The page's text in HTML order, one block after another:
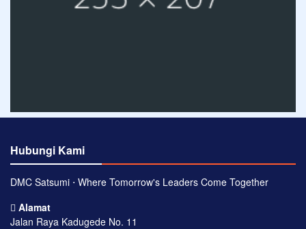
Hubungi Kami
DMC Satsumi ⋅ Where Tomorrow's Leaders Come Together
Alamat
Jalan Raya Kadugede No. 11